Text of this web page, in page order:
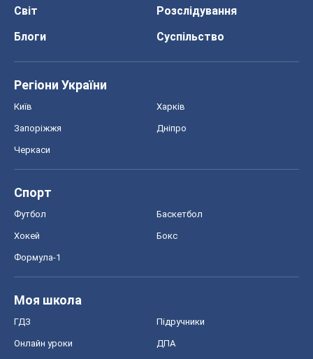
Світ
Розслідування
Блоги
Суспільство
Регіони України
Київ Харків
Запоріжжя Дніпро
Черкаси
Спорт
Футбол Баскетбол
Хокей Бокс
Формула-1
Моя школа
ГДЗ Підручники
Онлайн уроки ДПА